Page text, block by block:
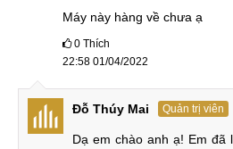
Máy này hàng về chưa ạ
0 Thích
22:58 01/04/2022
Đỗ Thúy Mai Quản trị viên
Dạ em chào anh ạ! Em đã